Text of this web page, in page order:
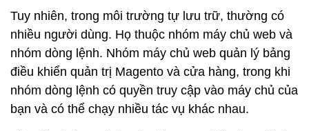
Tuy nhiên, trong môi trường tự lưu trữ, thường có
nhiều người dùng. Họ thuộc nhóm máy chủ web và
nhóm dòng lệnh. Nhóm máy chủ web quản lý bảng
điều khiển quản trị Magento và cửa hàng, trong khi
nhóm dòng lệnh có quyền truy cập vào máy chủ của
bạn và có thể chạy nhiều tác vụ khác nhau.